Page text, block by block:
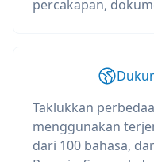
percakapan,
Taklukkan
menggunakan
dari 100 bahasa,